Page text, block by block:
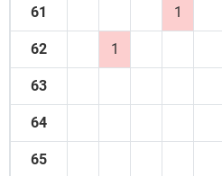
61 1
62 1
63
64
65